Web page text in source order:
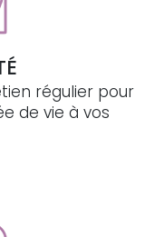
régulier pour
de vie à vos